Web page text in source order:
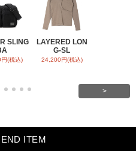
SLING
(税込)
LAYERED LON
G-SL
24,200円(税込)
>
ITEM